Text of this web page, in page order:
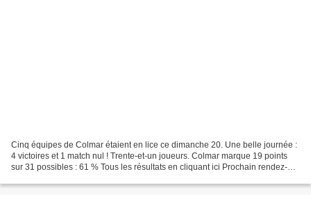
Cinq équipes de Colmar étaient en lice ce dimanche 20. Une belle journée :
4 victoires et 1 match nul ! Trente-et-un joueurs. Colmar marque 19 points
sur 31 possibles : 61 % Tous les résultats en cliquant ici Prochain rendez-